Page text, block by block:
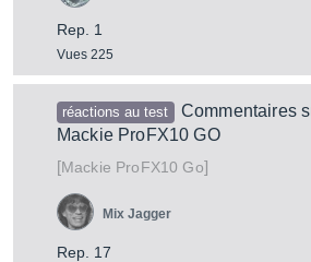
Rep. 1
Vues 225
réactions au test
Commentaires
Mackie ProFX10 GO
[Mackie ProFX10 Go]
Rep. 17
Mix Jagger